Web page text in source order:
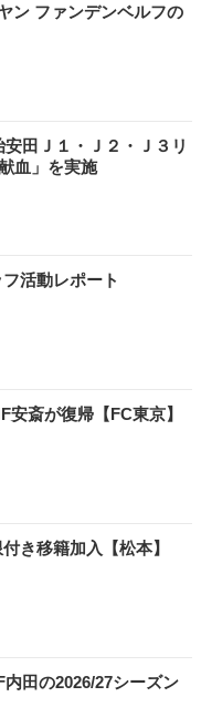
ン ファンデンベルフの
田Ｊ１・Ｊ２・Ｊ３リ
血」を実施
活動レポート
斎が復帰【FC東京】
き移籍加入【松本】
田の2026/27シーズン